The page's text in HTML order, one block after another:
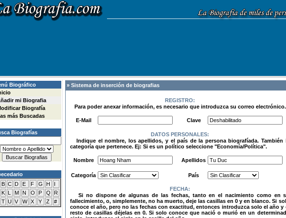
Biográfico
mi Biografia
Biografía
más Buscadas
Biografías
B C D E F G H
I
K L M N O P Q
R
T U V W X Y Z #
» Sistema de inserción de biografias
REGISTRO:
Para poder anexar información, es necesario que introduzca su correo electrónico.
E-Mail
Clave
DATOS PERSONALES:
Indique el nombre, los apellidos, y el país de la persona biografíada. También
categoría que pertenece. Ej: Si es un político seleccione "Economía/Política".
Nombre
Apellidos
Categoría País
FECHA:
Si no dispone de algunas de las fechas, tanto en el nacimiento como en
fallecimiento, o, simplemente, no ha muerto, deje las casillas en 0 y en blanco. Si
conoce el año, pero no las fechas con exactitud, entonces introduzca solo el año y
resto de casillas déjelas en 0. Si solo conoce que nació o murió en un